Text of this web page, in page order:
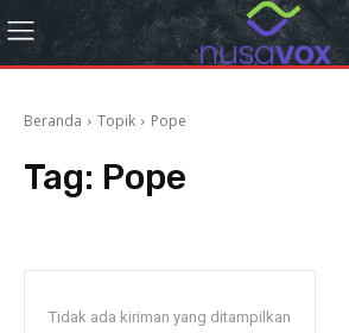
Beranda Topik Pope
Tag: Pope
Tidak ada kiriman yang ditampilkan